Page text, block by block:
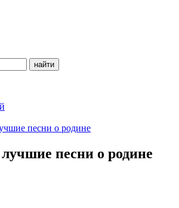
песни о родине
песни о родине